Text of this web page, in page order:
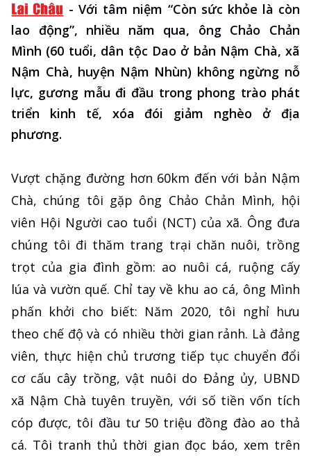
- Với tâm niệm “Còn sức khỏe là còn
lao động”, nhiều năm qua, ông Chảo Chản
Mình (60 tuổi, dân tộc Dao ở bản Nậm Chà, xã
Nậm Chà, huyện Nậm Nhùn) không ngừng nỗ
lực, gương mẫu đi đầu trong phong trào phát
triển kinh tế, xóa đói giảm nghèo ở địa
phương.
Vượt chặng đường hơn 60km đến với bản Nậm
Chà, chúng tôi gặp ông Chảo Chản Mình, hội
viên Hội Người cao tuổi (NCT) của xã. Ông đưa
chúng tôi đi thăm trang trại chăn nuôi, trồng
trọt của gia đình gồm: ao nuôi cá, ruộng cấy
lúa và vườn quế. Chỉ tay về khu ao cá, ông Mình
phấn khởi cho biết: Năm 2020, tôi nghỉ hưu
theo chế độ và có nhiều thời gian rảnh. Là đảng
viên, thực hiện chủ trương tiếp tục chuyển đổi
cơ cấu cây trồng, vật nuôi do Đảng ủy, UBND
xã Nậm Chà tuyên truyền, với số tiền vốn tích
cóp được, tôi đầu tư 50 triệu đồng đào ao thả
cá. Tôi tranh thủ thời gian đọc báo, xem trên